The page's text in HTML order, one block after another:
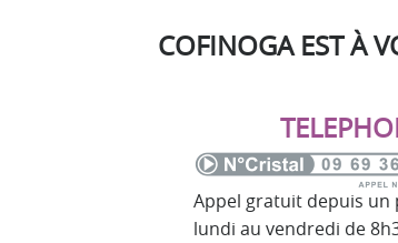
COFINOGA EST À
Appel gratuit depuis un
lundi au vendredi de